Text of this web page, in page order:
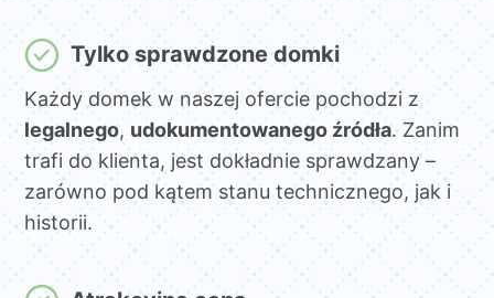
Tylko sprawdzone domki
Każdy domek w naszej ofercie pochodzi z
legalnego, udokumentowanego źródła. Zanim
trafi do klienta, jest dokładnie sprawdzany –
zarówno pod kątem stanu technicznego, jak i
historii.